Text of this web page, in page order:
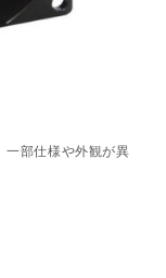
部仕様や外観が異